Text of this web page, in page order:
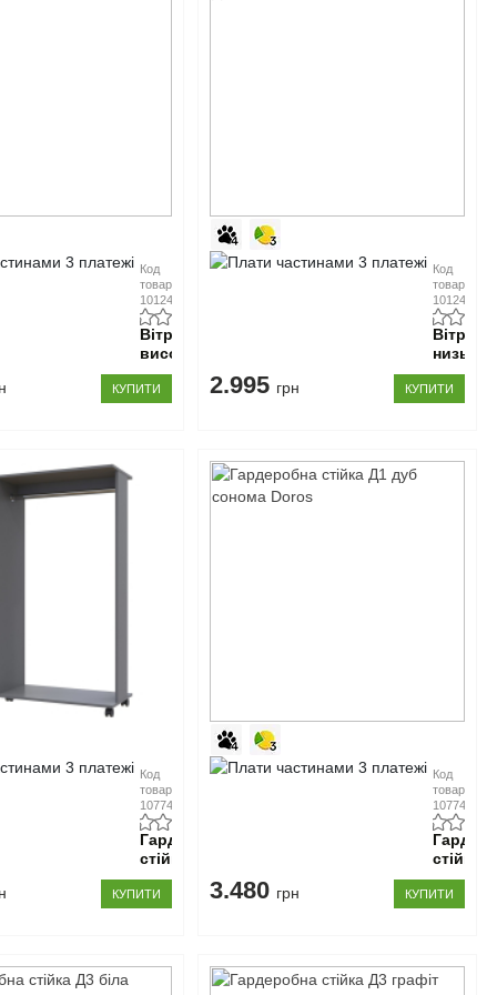
Код
товару:
10124153
Вітрина
висока
1
ДСП
/ 1
КУПИТИ
Код
товару:
10124154
Вітрина
низька
1
ДСП
/ 1
Doros
2.995 грн КУПИТИ
Код
товару:
107744
Гардеробна
стійка
Д1
графіт
Doros
КУПИТИ
Код
товару:
107745
стійка
Д1
дуб
сонома
3.480 грн КУПИТИ